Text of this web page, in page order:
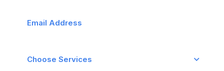
Choose Services